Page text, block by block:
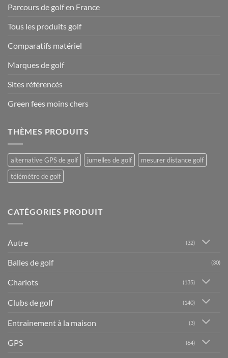
Parcours de golf en France
Tous les produits golf
Comparatifs matériel
Marques de golf
Sites référencés
Green fees moins chers
THÈMES PRODUITS
alternative GPS de golf jumelles de golf
mesurer distance golf
télémètre de golf
CATÉGORIES PRODUIT
Autre (32)
Balles de golf (30)
Chariots (135)
Clubs de golf (140)
Entrainement à la maison (3)
GPS (64)